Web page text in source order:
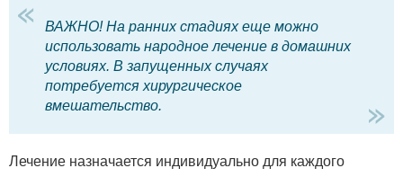
ВАЖНО! На ранних стадиях еще можно
использовать народное лечение в домашних
условиях. В запущенных случаях
потребуется хирургическое
вмешательство.
Лечение назначается индивидуально для каждого